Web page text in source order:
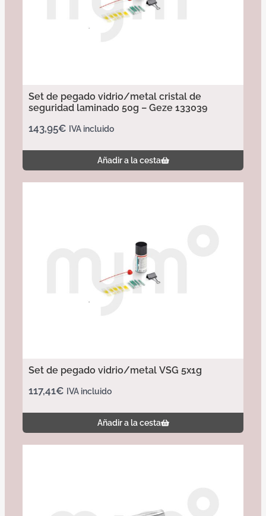
Set de pegado vidrio/metal cristal de
seguridad laminado 50g – Geze 133039
143,95€ IVA incluido
Añadir a la cesta
Set de pegado vidrio/metal VSG 5x1g
117,41€ IVA incluido
Añadir a la cesta